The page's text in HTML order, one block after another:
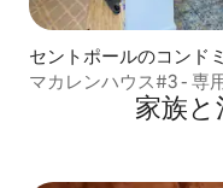
セントポールのコンド
マカレンハウス#3 - 専
家族